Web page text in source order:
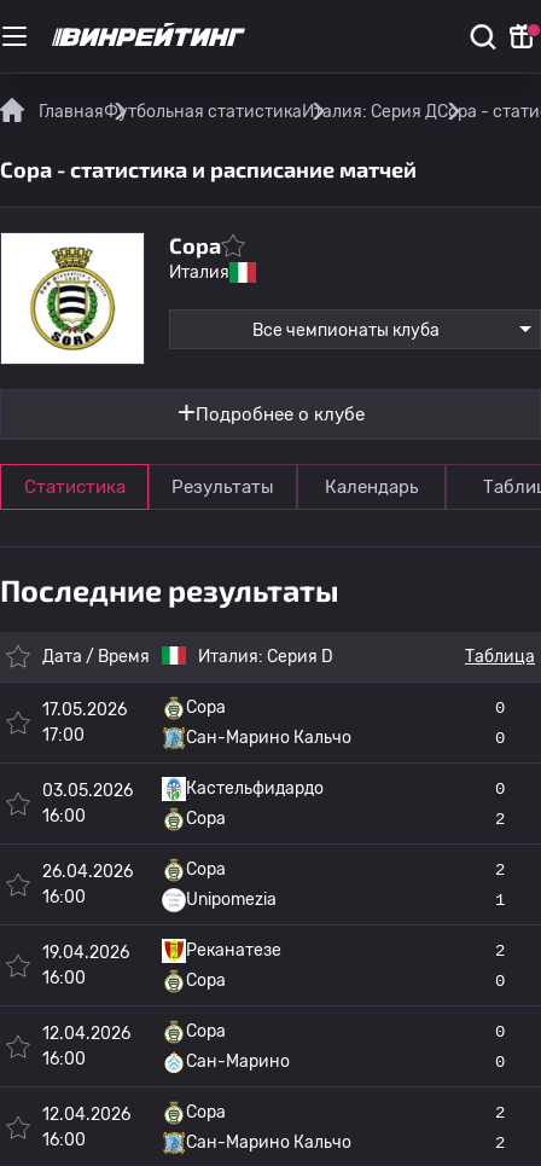
ГлавнаяФутбольная статистикаИталия: Серия ДСора -
Сора - статистика и расписание матчей
Сора
Италия
Все чемпионаты клуба
Подробнее о клубе
Статистика Результаты Календарь
Последние результаты
Дата / Время Италия: Серия D Таблица
17.05.2026
17:00
Сора
Сан-Марино Кальчо
0
0
03.05.2026
16:00
Кастельфидардо
Сора
0
2
26.04.2026
16:00
Сора
Unipomezia
2
1
19.04.2026
16:00
Реканатезе
Сора
2
0
12.04.2026
16:00
Сора
Сан-Марино
0
0
12.04.2026
16:00
Сора
Сан-Марино Кальчо
2
2